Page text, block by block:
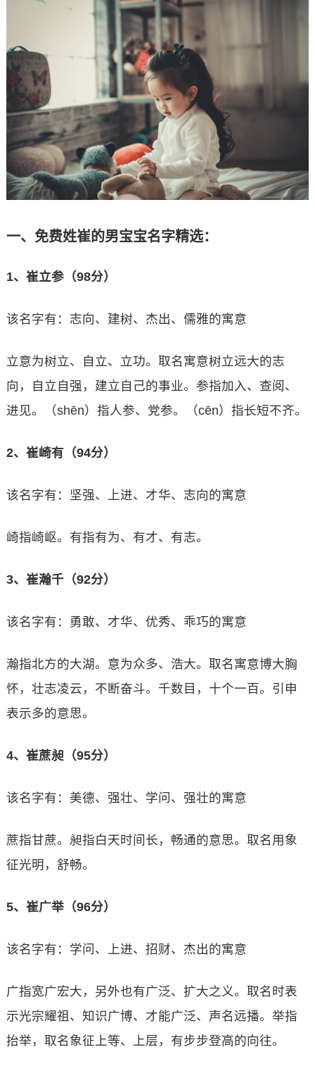
一、免费姓崔的男宝宝名字精选：
1、崔立参（98分）
该名字有：志向、建树、杰出、儒雅的寓意
立意为树立、自立、立功。取名寓意树立远大的志
向，自立自强，建立自己的事业。参指加入、查阅、
进见。（shēn）指人参、党参。（cēn）指长短不齐。
2、崔崎有（94分）
该名字有：坚强、上进、才华、志向的寓意
崎指崎岖。有指有为、有才、有志。
3、崔瀚千（92分）
该名字有：勇敢、才华、优秀、乖巧的寓意
瀚指北方的大湖。意为众多、浩大。取名寓意博大胸
怀，壮志凌云，不断奋斗。千数目，十个一百。引申
表示多的意思。
4、崔蔗昶（95分）
该名字有：美德、强壮、学问、强壮的寓意
蔗指甘蔗。昶指白天时间长，畅通的意思。取名用象
征光明，舒畅。
5、崔广举（96分）
该名字有：学问、上进、招财、杰出的寓意
广指宽广宏大，另外也有广泛、扩大之义。取名时表
示光宗耀祖、知识广博、才能广泛、声名远播。举指
抬举，取名象征上等、上层，有步步登高的向往。